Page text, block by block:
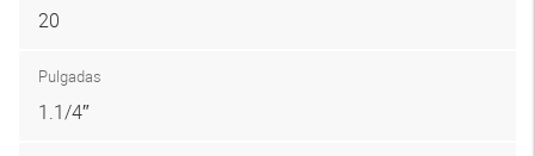
20
Pulgadas
1.1/4″